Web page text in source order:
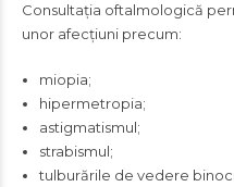
Consultația oftalmologică
unor afecțiuni precum:
miopia;
hipermetropia;
astigmatismul;
strabismul;
tulburările de vedere